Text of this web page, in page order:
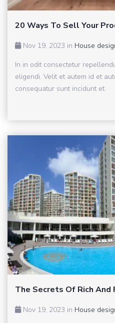
20 Ways To Sell Your
Nov 19, 2023 in House
In in odit consectetur
eligendi. Velit et autem id et
consequatur sunt incidunt et.
The Secrets Of Rich And
Nov 19, 2023 in House